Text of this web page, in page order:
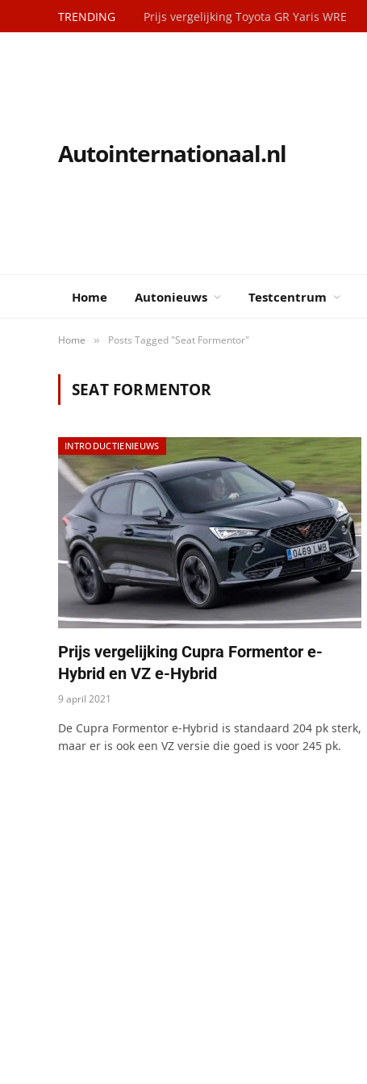
TRENDING Prijs vergelijking Toyota GR Yaris WRE
Autointernationaal.nl
Home Autonieuws Testcentrum
Home » Posts Tagged "Seat Formentor"
SEAT FORMENTOR
INTRODUCTIENIEUWS
Prijs vergelijking Cupra Formentor e-
Hybrid en VZ e-Hybrid
9 april 2021
De Cupra Formentor e-Hybrid is standaard 204 pk sterk,
maar er is ook een VZ versie die goed is voor 245 pk.